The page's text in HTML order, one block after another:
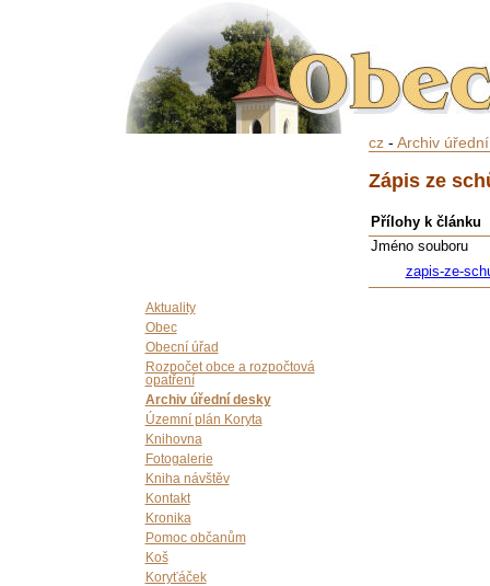
Aktuality
Obec
Obecní úřad
Rozpočet obce a rozpočtová
opatření
Archiv úřední desky
Územní plán Koryta
Knihovna
Fotogalerie
Kniha návštěv
Kontakt
Kronika
Pomoc občanům
Koš
Koryťáček
cz- Archiv
Zápis ze
Přílohy k článku
Jméno souboru
zapis-ze-